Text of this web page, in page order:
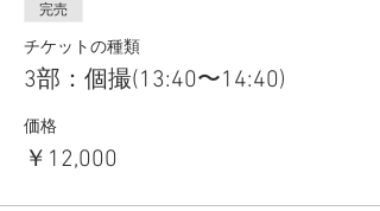
完売
チケットの種類
3部：個撮(13:40〜14:40)
価格
￥12,000